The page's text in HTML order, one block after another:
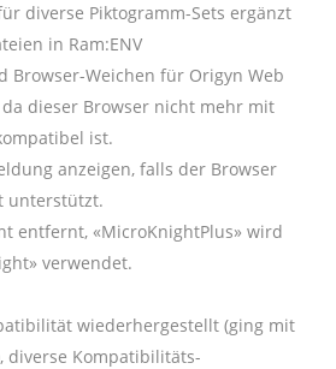
diverse Piktogramm-Sets ergänzt
in Ram:ENV
Browser-Weichen für Origyn Web
dieser Browser nicht mehr mit
ist.
anzeigen, falls der Browser
unterstützt.
entfernt, «MicroKnightPlus» wird
verwendet.
wiederhergestellt (ging mit
diverse Kompatibilitäts-